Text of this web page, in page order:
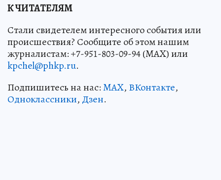
К ЧИТАТЕЛЯМ
Стали свидетелем интересного события или
происшествия? Сообщите об этом нашим
журналистам: +7-951-803-09-94 (MAX) или
kpchel@phkp.ru.
Подпишитесь на нас:MAX, ВКонтакте,
Одноклассники, Дзен.